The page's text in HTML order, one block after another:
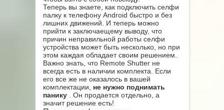
Теперь вы знаете, как подключить селфи
палку к телефону Android быстро и без
лишних движений. И теперь можно
прийти к заключаещему выводу, что
причин неправильной работы селфи
устройства может быть несколько, но при
этом каждая обладает своим решением.
Важно знать, что Remote Shutter не
всегда есть в наличии комплекта. Если
его все же не оказалось в вашей
комплектации, не нужно поднимать
панику
. Он продается отдельно, а
значит решение есть!